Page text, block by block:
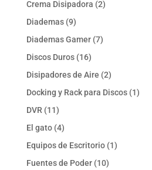
Crema Disipadora 22
Diademas 99
productos
Diademas Gamer 77
Discos Duros 1616
productos
Disipadores de Aire 22
productos
Docking y Rack para Discos 11
DVR 1111
productos
El gato 44
productos
Equipos de Escritorio 11
Fuentes de Poder 1010